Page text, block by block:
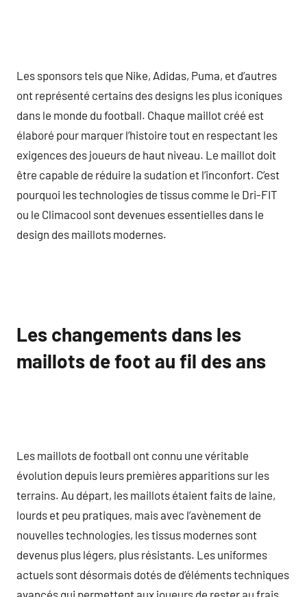
Les sponsors tels que Nike, Adidas, Puma, et d’autres
ont représenté certains des designs les plus iconiques
dans le monde du football. Chaque maillot créé est
élaboré pour marquer l’histoire tout en respectant les
exigences des joueurs de haut niveau. Le maillot doit
être capable de réduire la sudation et l’inconfort. C’est
pourquoi les technologies de tissus comme le Dri-FIT
ou le Climacool sont devenues essentielles dans le
design des maillots modernes.
Les changements dans les
maillots de foot au fil des ans
Les maillots de football ont connu une véritable
évolution depuis leurs premières apparitions sur les
terrains. Au départ, les maillots étaient faits de laine,
lourds et peu pratiques, mais avec l’avènement de
nouvelles technologies, les tissus modernes sont
devenus plus légers, plus résistants. Les uniformes
actuels sont désormais dotés de d’éléments techniques
avancés qui permettent aux joueurs de rester au frais